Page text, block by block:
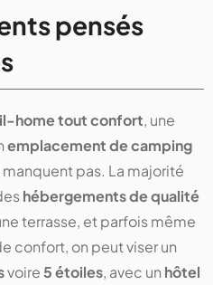
pensés
home tout confort, une
emplacement de camping
pas. La majorité
hébergements de qualité
terrasse, et parfois même
confort, on peut viser un
voire5 étoiles, avec un hôtel